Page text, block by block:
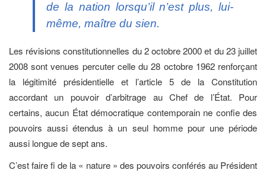
de la nation lorsqu’il n’est plus, lui-
même, maître du sien.
Les révisions constitutionnelles du 2 octobre 2000 et du 23 juillet
2008 sont venues percuter celle du 28 octobre 1962 renforçant
la légitimité présidentielle et l’article 5 de la Constitution
accordant un pouvoir d’arbitrage au Chef de l’État. Pour
certains, aucun État démocratique contemporain ne confie des
pouvoirs aussi étendus à un seul homme pour une période
aussi longue de sept ans.
C’est faire fi de la « nature » des pouvoirs conférés au Président